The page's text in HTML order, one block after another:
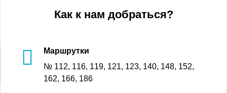
Как к нам добраться?
Маршрутки
№ 112, 116, 119, 121, 123, 140, 148, 152,
162, 166, 186